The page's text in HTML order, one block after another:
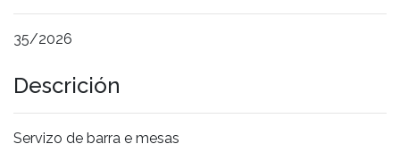
35/2026
Descrición
Servizo de barra e mesas